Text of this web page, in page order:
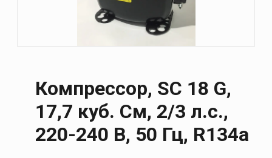
Компрессор, SC 18 G,
17,7 куб. См, 2/3 л.с.,
220-240 В, 50 Гц, R134a